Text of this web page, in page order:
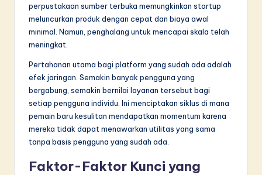
perpustakaan sumber terbuka memungkinkan startup
meluncurkan produk dengan cepat dan biaya awal
minimal. Namun, penghalang untuk mencapai skala telah
meningkat.
Pertahanan utama bagi platform yang sudah ada adalah
efek jaringan. Semakin banyak pengguna yang
bergabung, semakin bernilai layanan tersebut bagi
setiap pengguna individu. Ini menciptakan siklus di mana
pemain baru kesulitan mendapatkan momentum karena
mereka tidak dapat menawarkan utilitas yang sama
tanpa basis pengguna yang sudah ada.
Faktor-Faktor Kunci yang